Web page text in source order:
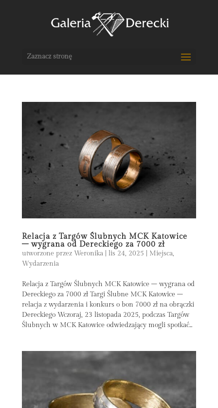
Zaznacz stronę
Relacja z Targów Ślubnych MCK Katowice
– wygrana od Dereckiego za 7000 zł
utworzone przez Weronika| lis 24, 2025 Miejsca,
Wydarzenia
Relacja z Targów Ślubnych MCK Katowice – wygrana od
Dereckiego za 7000 zł Targi Ślubne MCK Katowice –
relacja z wydarzenia i konkurs o bon 7000 zł na obrączki
Dereckiego Wczoraj, 23 listopada 2025, podczas Targów
Ślubnych w MCK Katowice odwiedzający mogli spotkać...